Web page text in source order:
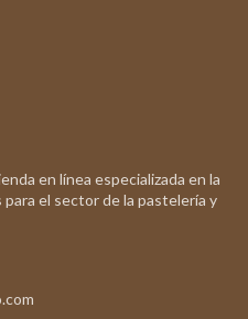
en línea especializada en la
el sector de la pastelería y